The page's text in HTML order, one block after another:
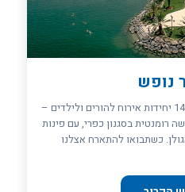
נופש
ככפר נופש למשפחות מציע מעגן עדן 148 יחידות אירוח להורים ולילדים –
רומנטית בסגנון כפרי, עם פינות
כשתבואו להתארח אצלנו
יום נשארת בבית, ואתם